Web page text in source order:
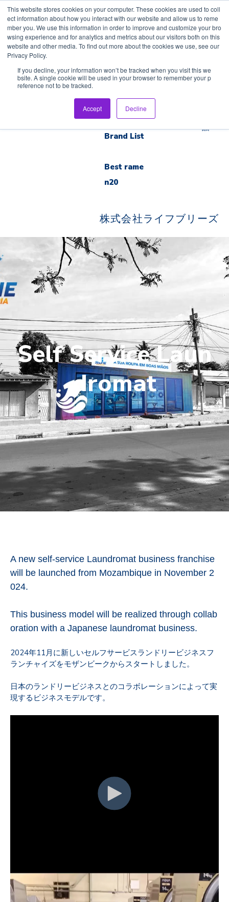
This website stores cookies on your computer. These cookies are used to coll
ect information about how you interact with our website and allow us to reme
mber you. We use this information in order to improve and customize your bro
wsing experience and for analytics and metrics about our visitors both on this
website and other media. To find out more about the cookies we use, see our
Privacy Policy.
If you decline, your information won’t be tracked when you visit this we
bsite. A single cookie will be used in your browser to remember your p
reference not to be tracked.
Accept Decline
Brand List
Best rame
n20
語
株式会社ライフブリーズ
Self Service Laun
dromat
A new self-service Laundromat business franchise
will be launched from Mozambique in November 2
024.
This business model will be realized through collab
oration with a Japanese laundromat business.
2024年11月に新しいセルフサービスランドリービジネスフ
ランチャイズをモザンビークからスタートしました。
日本のランドリービジネスとのコラボレーションによって実
現するビジネスモデルです。